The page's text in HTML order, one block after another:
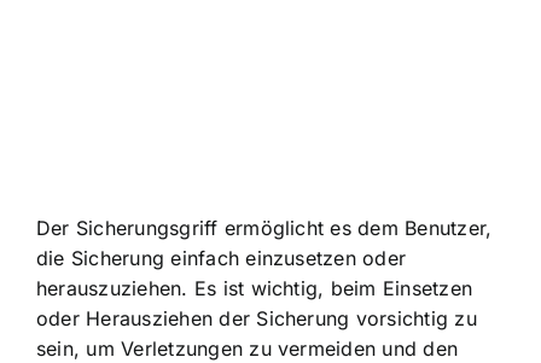
Der Sicherungsgriff ermöglicht es dem Benutzer,
die Sicherung einfach einzusetzen oder
herauszuziehen. Es ist wichtig, beim Einsetzen
oder Herausziehen der Sicherung vorsichtig zu
sein, um Verletzungen zu vermeiden und den